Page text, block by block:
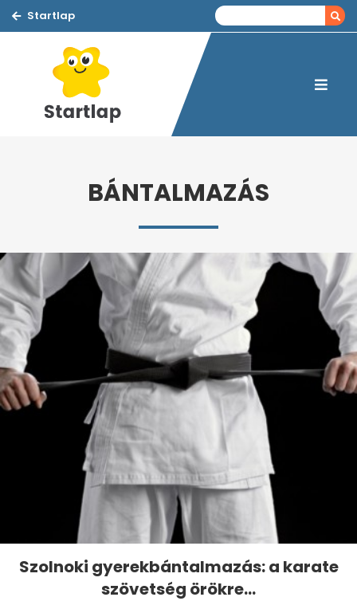
Startlap
BÁNTALMAZÁS
Szolnoki gyerekbántalmazás: a karate
szövetség örökre...